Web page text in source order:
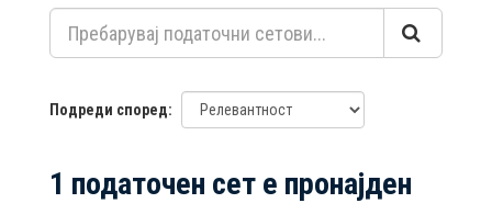
Подреди според
1 податочен сет е пронајден